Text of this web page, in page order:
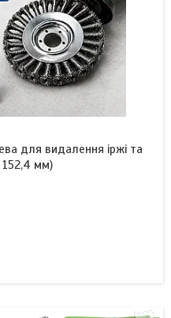
для видалення іржі та
мм)